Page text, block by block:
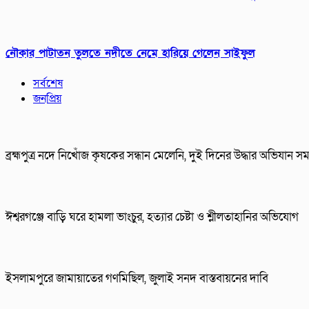
নৌকার পাটাতন তুলতে নদীতে নেমে হারিয়ে গেলেন সাইফুল
সর্বশেষ
জনপ্রিয়
ব্রহ্মপুত্র নদে নিখোঁজ কৃষকের সন্ধান মেলেনি, দুই দিনের উদ্ধার অভিযান
ঈশ্বরগঞ্জে বাড়ি ঘরে হামলা ভাংচুর, হত্যার চেষ্টা ও শ্লীলতাহানির অভিযোগ
ইসলামপুরে জামায়াতের গণমিছিল, জুলাই সনদ বাস্তবায়নের দাবি